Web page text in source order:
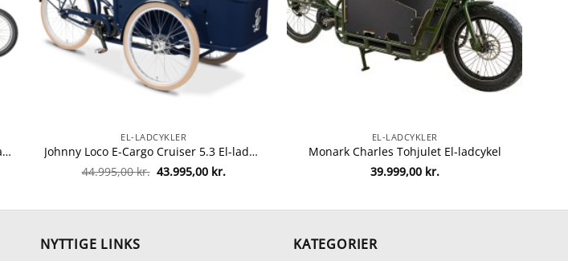
Johnny Loco Twin Cruiser Tohjulet El-ladcykel – Matte Dutch Delight
EL-LADCYKLER
Johnny Loco E-Cargo Cruiser 5.3 El-ladcykel – Brighton Blue
44.995,00kr. Den
oprindelige
43.995,00 kr.Den
EL-LADCYKLER
Monark Charles Tohjulet El-ladcykel
39.999,00 kr.
NYTTIGE LINKS KATEGORIER